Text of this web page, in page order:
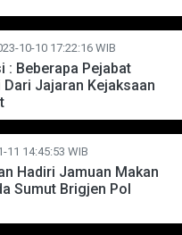
10-10 17:22:16 WIB
: Beberapa Pejabat
Jajaran Kejaksaan
11 14:45:53 WIB
Hadiri Jamuan Makan
Sumut Brigjen Pol